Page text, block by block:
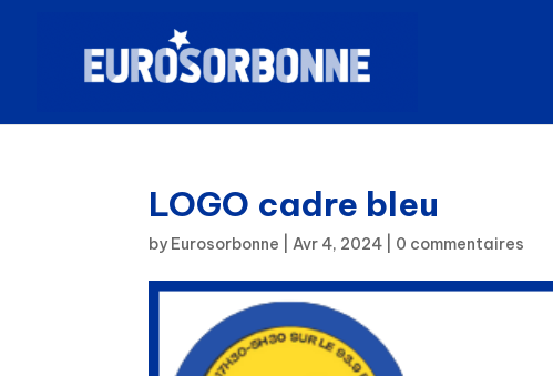
LOGO cadre bleu
by Eurosorbonne |Avr 4, 2024 0 commentaires